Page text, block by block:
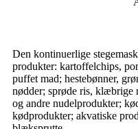
Den kontinuerlige
produkter: kartoffelchips,
puffet mad; hestebønner,
nødder; sprøde ris, klæbrige
og andre nudelprodukter;
kødprodukter; akvatiske